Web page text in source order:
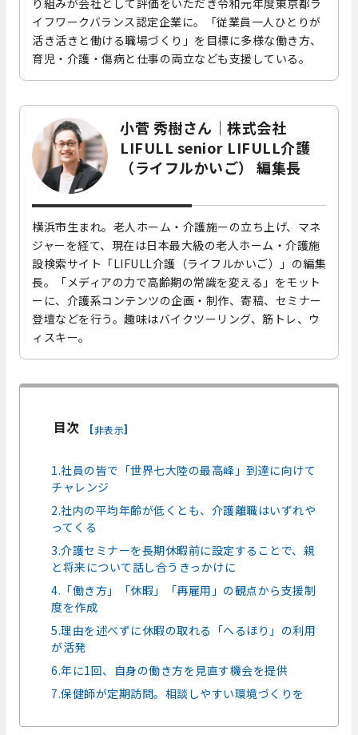
イフワークバランス認定企業に。「従業員一人ひとりが
活き活きと働ける職場づくり」を目標に多様な働き方、
育児・介護・傷病と仕事の両立なども支援している。
小菅 秀樹さん｜株式会社
LIFULL senior LIFULL介護
（ライフルかいご） 編集長
横浜市生まれ。老人ホーム・介護施ーの立ち上げ、マネ
ジャーを経て、現在は日本最大級の老人ホーム・介護施
設検索サイト「LIFULL介護（ライフルかいご）」の編集
長。「メディアの力で高齢期の常識を変える」をモット
ーに、介護系コンテンツの企画・制作、寄稿、セミナー
登壇などを行う。趣味はバイクツーリング、筋トレ、ウ
ィスキー。
目次 [非表示]
1.社員の皆で「世界七大陸の最高峰」到達に向けて
チャレンジ
2.社内の平均年齢が低くとも、介護離職はいずれや
ってくる
3.介護セミナーを長期休暇前に設定することで、親
と将来について話し合うきっかけに
4.「働き方」「休暇」「再雇用」の観点から支援制
度を作成
5.理由を述べずに休暇の取れる「へるほり」の利用
が活発
6.年に1回、自身の働き方を見直す機会を提供
7.保健師が定期訪問。相談しやすい環境づくりを